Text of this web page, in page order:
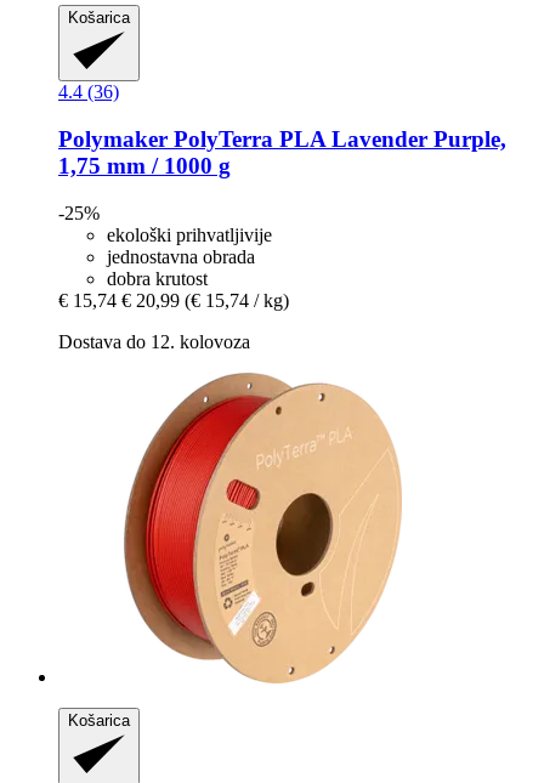
Košarica
4.4 (36)
Polymaker PolyTerra PLA Lavender Purple,
1,75 mm / 1000 g
-25%
ekološki prihvatljivije
jednostavna obrada
dobra krutost
€ 15,74 € 20,99 (€ 15,74 / kg)
Dostava do 12. kolovoza
Košarica